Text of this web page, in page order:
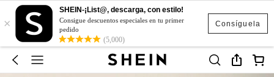
Consíguela
×
SHEIN-¡List@, descarga, con estilo!
Consigue descuentos especiales en tu primer
pedido
(5,000)